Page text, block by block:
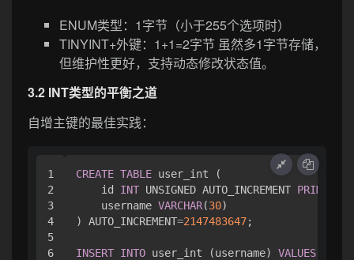
ENUM类型：1字节（小于255个选项时）
TINYINT+外键：1+1=2字节 虽然多1字节存储，
但维护性更好，支持动态修改状态值。
3.2 INT类型的平衡之道
自增主键的最佳实践：
1
2
3
4
5
6
CREATE TABLE user_int (
    id
INT UNSIGNED AUTO_INCREMENT PRIMARY
    username
VARCHAR(30)
) AUTO_INCREMENT=2147483647;
INSERT INTO user_int (username) VALUES